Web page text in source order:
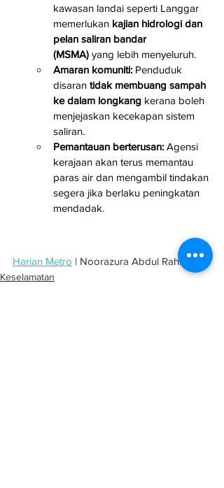
kawasan landai seperti Langgar
memerlukan kajian hidrologi dan
pelan saliran bandar
(MSMA) yang lebih menyeluruh.
Amaran komuniti: Penduduk
disaran tidak membuang sampah
ke dalam longkang kerana boleh
menjejaskan kecekapan sistem
saliran.
Pemantauan berterusan: Agensi
kerajaan akan terus memantau
paras air dan mengambil tindakan
segera jika berlaku peningkatan
mendadak.
Harian Metro | Noorazura Abdul Rahman
Keselamatan